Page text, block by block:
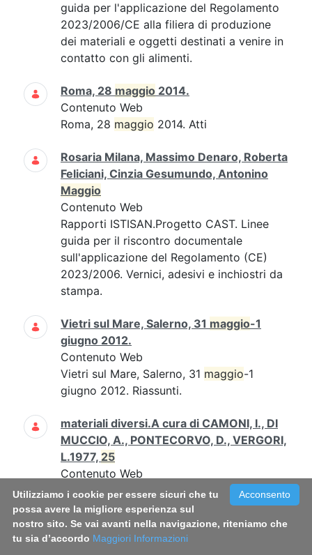
guida per l'applicazione del Regolamento
2023/2006/CE alla filiera di produzione
dei materiali e oggetti destinati a venire in
contatto con gli alimenti.
Roma, 28 maggio 2014.
Contenuto Web
Roma, 28 maggio 2014. Atti
Rosaria Milana, Massimo Denaro, Roberta
Feliciani, Cinzia Gesumundo, Antonino
Maggio
Contenuto Web
Rapporti ISTISAN.Progetto CAST. Linee
guida per il riscontro documentale
sull'applicazione del Regolamento (CE)
2023/2006. Vernici, adesivi e inchiostri da
stampa.
Vietri sul Mare, Salerno, 31 maggio-1
giugno 2012.
Contenuto Web
Vietri sul Mare, Salerno, 31 maggio-1
giugno 2012. Riassunti.
materiali diversi.A cura di CAMONI, I., DI
MUCCIO, A., PONTECORVO, D., VERGORI,
L.1977, 25
Contenuto Web
1977 3 77 Pag1_25Rapporto_77_3.pdf
Rapporto Istisan 77/3 (Pag. 1 -
25)
Carla Daniele, Mauro Grigioni, Giuseppe
Acconsento
Utilizziamo i cookie per essere sicuri che tu
possa avere la migliore esperienza sul
nostro sito. Se vai avanti nella navigazione, riteniamo che
tu sia d’accordo Maggiori Informazioni